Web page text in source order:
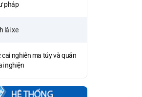
pháp
lái xe
cai nghiên ma túy và quản
nghiện